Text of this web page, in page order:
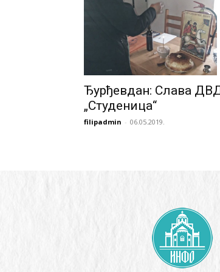
Ђурђевдан: Слава
„Студеница“
filipadmin - 06.05.2019.